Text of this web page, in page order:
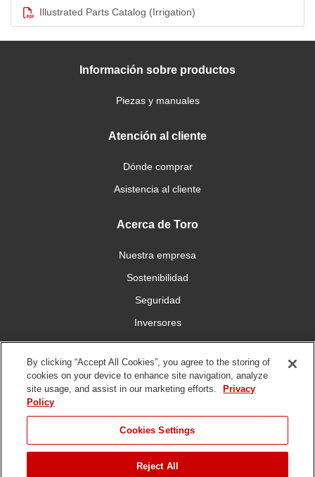
Illustrated Parts Catalog (Irrigation)
Información sobre productos
Piezas y manuales
Atención al cliente
Dónde comprar
Asistencia al cliente
Acerca de Toro
Nuestra empresa
Sostenibilidad
Seguridad
Inversores
Trabajo
Conéctese con nosotros
Política de
By clicking “Accept All Cookies”, you agree to the storing of
cookies on your device to enhance site navigation, analyze
site usage, and assist in our marketing efforts.
Privacy
Policy
Cookies Settings
Reject All